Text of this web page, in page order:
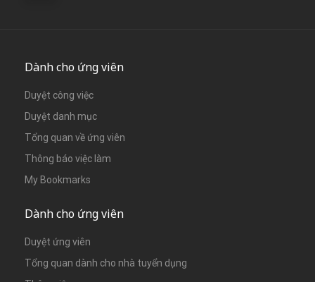
Dành cho ứng viên
Duyệt công việc
Duyệt danh mục
Tổng quan về ứng viên
Thông báo việc làm
My Bookmarks
Dành cho ứng viên
Duyệt ứng viên
Tổng quan dành cho nhà tuyển dụng